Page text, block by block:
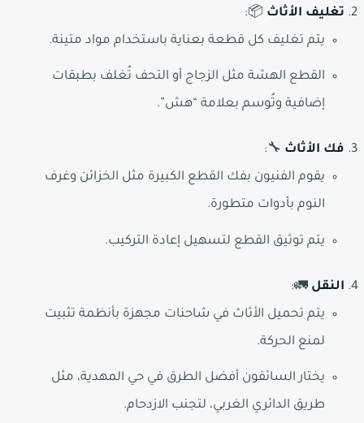
تغليف الأثاث 📦:
يتم تغليف كل قطعة بعناية باستخدام مواد متينة.
القطع الهشة مثل الزجاج أو التحف تُغلف بطبقات
إضافية وتُوسم بعلامة “هش”.
فك الأثاث 🔧:
يقوم الفنيون بفك القطع الكبيرة مثل الخزائن وغرف
النوم بأدوات متطورة.
يتم توثيق القطع لتسهيل إعادة التركيب.
النقل 🚛:
يتم تحميل الأثاث في شاحنات مجهزة بأنظمة تثبيت
لمنع الحركة.
يختار السائقون أفضل الطرق في حي المهدية، مثل
طريق الدائري الغربي، لتجنب الازدحام.